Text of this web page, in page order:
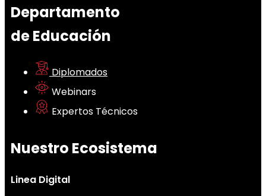
Departamento
de Educación
Diplomados
Webinars
Expertos Técnicos
Nuestro Ecosistema
Linea Digital